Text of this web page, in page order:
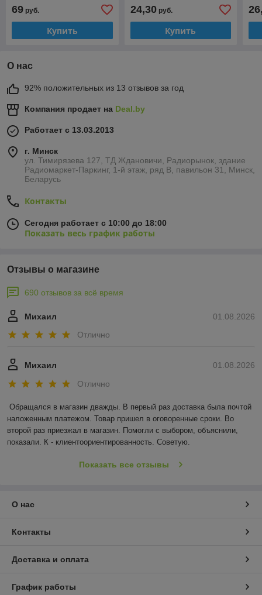
2000mAh (4S30A-220-i-
CH)
69 руб.
Купить
шуруповерта) LP65
24,30руб.
Купить
О нас
92% положительных из 13 отзывов за год
Компания продает на Deal.by
Работает с 13.03.2013
г. Минск
ул. Тимирязева 127, ТД Ждановичи, Радиорынок, здание
Радиомаркет-Паркинг, 1-й этаж, ряд В, павильон 31, Минск,
Беларусь
Контакты
Сегодня работает с 10:00 до 18:00
Показать весь график работы
Отзывы о магазине
690 отзывов за всё время
01.08.2026
Михаил
Отлично
01.08.2026
Михаил
Отлично
Обращался в магазин дважды. В первый раз доставка была почтой
наложенным платежом. Товар пришел в оговоренные сроки. Во
второй раз приезжал в магазин. Помогли с выбором, объяснили,
показали. К - клиентоориентированность. Советую.
Показать все отзывы
О нас
Контакты
Доставка и оплата
График работы